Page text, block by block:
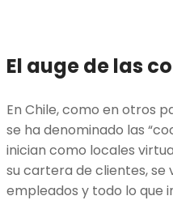
El auge de las
En Chile, como en otros
se ha denominado las
inician como locales
su cartera de clientes, se
empleados y todo lo que